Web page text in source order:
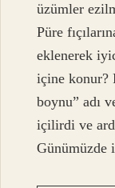
üzümler
Püre
eklenerek
içine konur?
boynu” adı
içilirdi ve
Günümüzde